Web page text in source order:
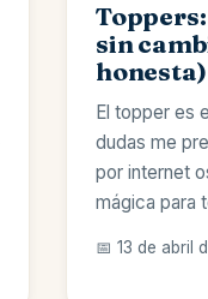
sin
honesta)
El topper es
dudas me
por internet
mágica para
📅 13 de abril